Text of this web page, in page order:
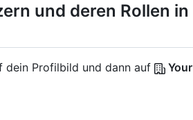
und deren Rollen in
dein Profilbild und dann auf
Your